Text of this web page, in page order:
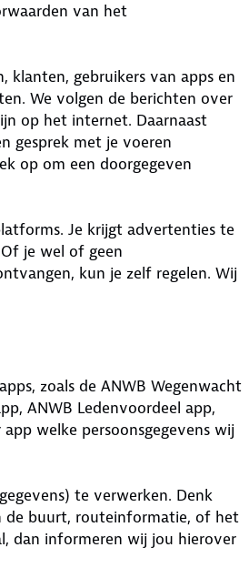
van het
klanten, gebruikers van apps en
We volgen de berichten over
op het internet. Daarnaast
gesprek met je voeren
op om een doorgegeven
Je krijgt advertenties te
je wel of geen
kun je zelf regelen. Wij
zoals de ANWB Wegenwacht
ANWB Ledenvoordeel app,
welke persoonsgegevens wij
te verwerken. Denk
de buurt, routeinformatie, of het
dan informeren wij jou hierover